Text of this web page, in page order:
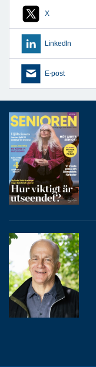
X
LinkedIn
E-post